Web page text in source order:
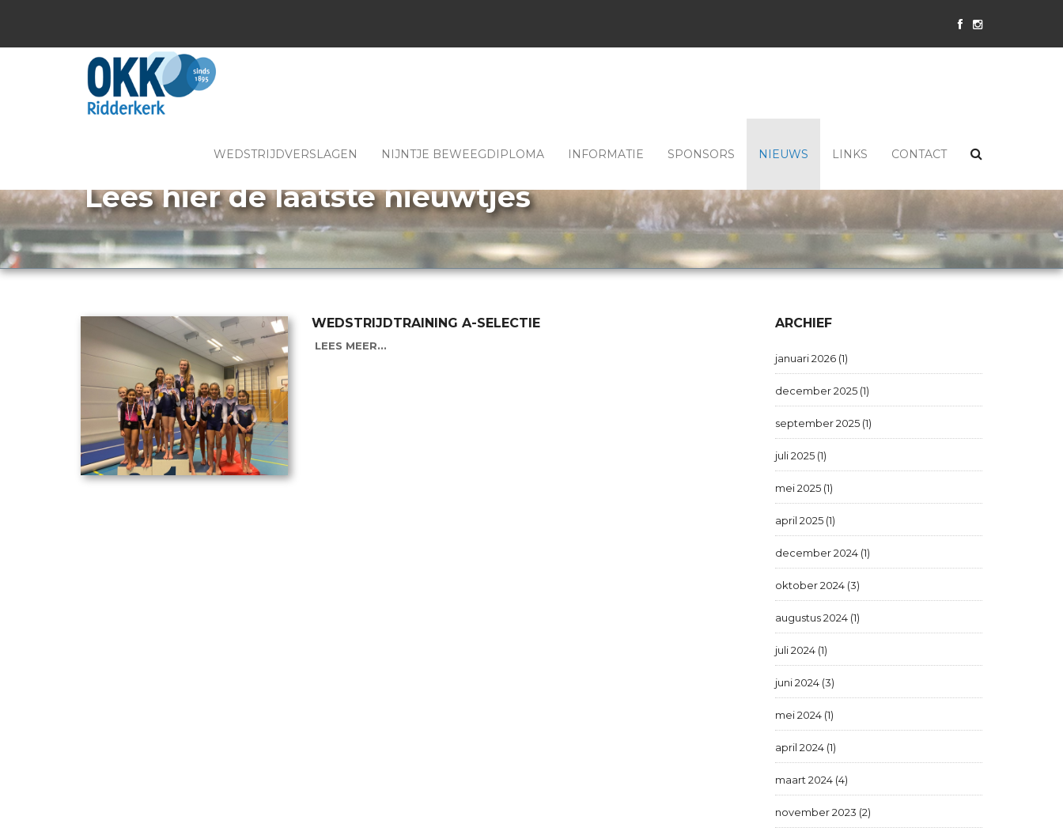
WEDSTRIJDVERSLAGEN NIJNTJE BEWEEGDIPLOMA INFORMATIE SPONSORS NIEUWS LINKS CONTACT
Lees hier de laatste nieuwtjes
WEDSTRIJDTRAINING A-SELECTIE
LEES MEER...
ARCHIEF
januari 2026 (1)
december 2025 (1)
september 2025 (1)
juli 2025 (1)
mei 2025 (1)
april 2025 (1)
december 2024 (1)
oktober 2024 (3)
augustus 2024 (1)
juli 2024 (1)
juni 2024 (3)
mei 2024 (1)
april 2024 (1)
maart 2024 (4)
november 2023 (2)